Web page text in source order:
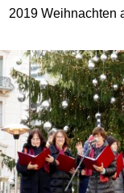
2019 Weihnachten